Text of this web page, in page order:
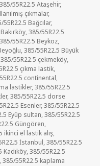
385/55R22.5 Ataşehir,
çıkmalar,
55R22.5 Bağcılar,
,385/55R22.5
385/55R22.5 Beykoz,
,385/55R22.5 Büyük
385/55R22.5 çekmeköy,
çıkma lastik,
continental,
lastikler,385/55R22.5
,385/55R22.5 dorse
Esenler,385/55R22.5
Eyüp sultan,385/55R22.5
Güngören,
ikinci el lastik alış,
İstanbul,385/55R22.5
Kadıköy,385/55R22.5
,385/55R22.5 kaplama